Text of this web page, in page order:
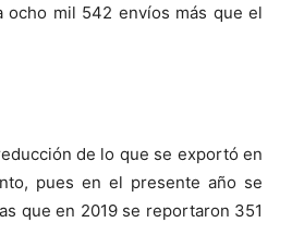
mil 542 envíos más que el
de lo que se exportó en
pues en el presente año se
que en 2019 se reportaron 351